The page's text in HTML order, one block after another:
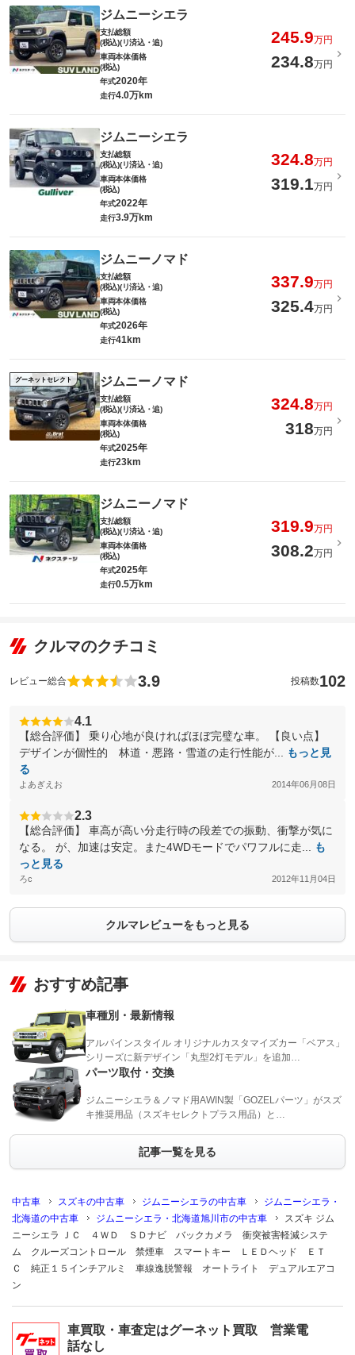
ジムニーシエラ
支払総額
(税込)(リ済込・追)
245.9万円
車両本体価格
(税込)
234.8万円
年式2020年
走行4.0万km
ジムニーシエラ
支払総額
(税込)(リ済込・追)
324.8万円
車両本体価格
(税込)
319.1万円
年式2022年
走行3.9万km
ジムニーノマド
支払総額
(税込)(リ済込・追)
337.9万円
車両本体価格
(税込)
325.4万円
年式2026年
走行41km
グーネットセレクト ジムニーノマド
支払総額
(税込)(リ済込・追)
324.8万円
車両本体価格
(税込)
318万円
年式2025年
走行23km
ジムニーノマド
支払総額
(税込)(リ済込・追)
319.9万円
車両本体価格
(税込)
308.2万円
年式2025年
走行0.5万km
クルマのクチコミ
レビュー総合 3.9 投稿数102
4.1
【総合評価】 乗り心地が良ければほぼ完璧な車。 【良い点】
デザインが個性的 林道・悪路・雪道の走行性能が...
もっと見
る
よあぎえお 2014年06月08日
2.3
【総合評価】 車高が高い分走行時の段差での振動、衝撃が気に
なる。 が、加速は安定。また4WDモードでパワフルに走...
も
っと見る
ろc 2012年11月04日
クルマレビューをもっと見る
おすすめ記事
車種別・最新情報
アルパインスタイル オリジナルカスタマイズカー「ベアス」
シリーズに新デザイン「丸型2灯モデル」を追加…
パーツ取付・交換
ジムニーシエラ＆ノマド用AWIN製「GOZELパーツ」がスズ
キ推奨用品（スズキセレクトプラス用品）と…
記事一覧を見る
中古車 スズキの中古車 ジムニーシエラの中古車
ジムニーシエラ・
北海道の中古車
ジムニーシエラ・北海道旭川市の中古車
スズキ ジム
ニーシエラ ＪＣ ４ＷＤ ＳＤナビ バックカメラ 衝突被害軽減システ
ム クルーズコントロール 禁煙車 スマートキー ＬＥＤヘッド ＥＴ
Ｃ 純正１５インチアルミ 車線逸脱警報 オートライト デュアルエアコ
ン
車買取・車査定はグーネット買取 営業電
話なし